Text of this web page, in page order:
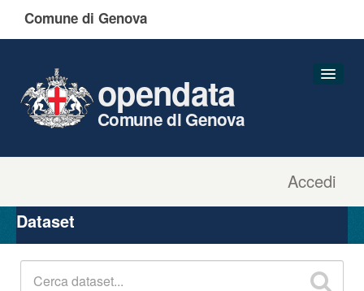
Comune di Genova
Accedi
opendata
Comune di Genova
Organizzazioni
Gruppi
Dataset